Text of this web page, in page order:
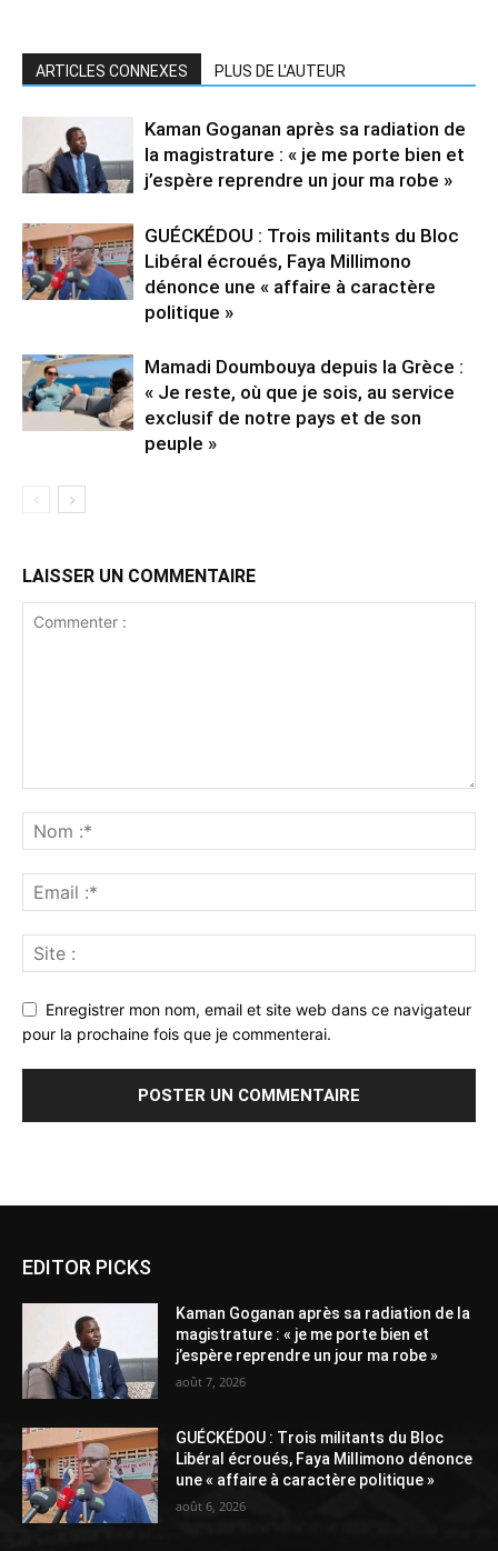
ARTICLES CONNEXES PLUS DE L'AUTEUR
Kaman Goganan après sa radiation de
la magistrature : « je me porte bien et
j’espère reprendre un jour ma robe »
GUÉCKÉDOU : Trois militants du Bloc
Libéral écroués, Faya Millimono
dénonce une « affaire à caractère
politique »
Mamadi Doumbouya depuis la Grèce :
« Je reste, où que je sois, au service
exclusif de notre pays et de son
peuple »
LAISSER UN COMMENTAIRE
Enregistrer mon nom, email et site web dans ce navigateur
pour la prochaine fois que je commenterai.
EDITOR PICKS
Kaman Goganan après sa radiation de la
magistrature : « je me porte bien et
j’espère reprendre un jour ma robe »
août 7, 2026
GUÉCKÉDOU : Trois militants du Bloc
Libéral écroués, Faya Millimono dénonce
une « affaire à caractère politique »
août 6, 2026